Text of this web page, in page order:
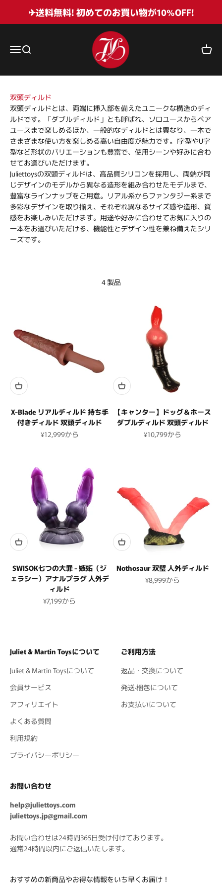
✈送料無料! 初めてのお買い物が10%OFF!
メニューを開く
検索を開く
Juliettoys
カー
双頭ディルド
双頭ディルドとは、両端に挿入部を備えたユニークな構造のディ
ルドです。「ダブルディルド」とも呼ばれ、ソロユースからペア
ユースまで楽しめるほか、一般的なディルドとは異なり、一本で
さまざまな使い方を楽しめる高い自由度が魅力です。I字型やU字
型など形状のバリエーションも豊富で、使用シーンや好みに合わ
せてお選びいただけます。
Juliettoysの双頭ディルドは、高品質シリコンを採用し、両端が同
じデザインのモデルから異なる造形を組み合わせたモデルまで、
豊富なラインナップをご用意。リアル系からファンタジー系まで
多彩なデザインを取り揃え、それぞれ異なるサイズ感や造形、質
感をお楽しみいただけます。用途や好みに合わせてお気に入りの
一本をお選びいただける、機能性とデザイン性を兼ね備えたシリ
ーズです。
4 製品
X-Blade リアルディルド 持ち手
付きディルド 双頭ディルド
セール価格
¥12,999から
【キャンター】ドッグ＆ホース
ダブルディルド 双頭ディルド
セール価格
¥10,799から
SWISOK七つの大罪 - 嫉妬（ジ
ェラシー）アナルプラグ 人外デ
ィルド
セール価格
¥7,199から
Nothosaur 双璧 人外ディルド
セール価格
¥8,999から
Juliet & Martin Toysについて
Juliet & Martin Toysについて
会員サービス
アフィリエイト
よくある質問
利用規約
プライバシーポリシー
ご利用方法
返品・交換について
発送·梱包について
お支払いについて
お問い合わせ
help@juliettoys.com
juliettoys.jp@gmail.com
お問い合わせは24時間365日受け付けております。
通常24時間以内にご返信いたします。
おすすめの新商品やお得な情報をいち早くお届け！